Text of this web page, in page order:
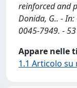
reinforced and
Donida, G.. - In:
0045-7949. -
Appare nelle
1.1 Articolo su